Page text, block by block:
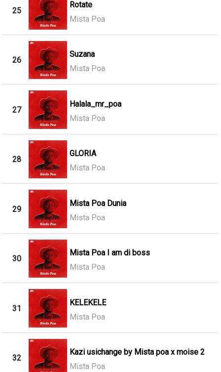
25
Rotate
Mista Poa
26
Suzana
Mista Poa
27
Halala_mr_poa
Mista Poa
28
GLORIA
Mista Poa
29
Mista Poa Dunia
Mista Poa
30
Mista Poa I am di boss
Mista Poa
31
KELEKELE
Mista Poa
32
Kazi usichange by Mista poa x moise 2
Mista Poa